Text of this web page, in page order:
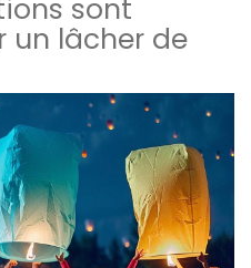
sont
un lâcher de